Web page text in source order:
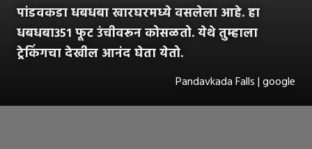
पांडवकडा धबधबा खारघरमध्ये वसलेला आहे. हा
धबधबा३५१ फूट उंचीवरून कोसळतो. येथे तुम्हाला
ट्रेकिंगचा देखील आनंद घेता येतो.
Pandavkada Falls | google